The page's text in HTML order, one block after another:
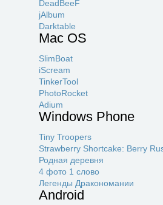
DeadBeeF
jAlbum
Darktable
Mac OS
SlimBoat
iScream
TinkerTool
PhotoRocket
Adium
Windows Phone
Tiny Troopers
Strawberry Shortcake: Berry
Родная деревня
4 фото 1 слово
Легенды Дракономании
Android